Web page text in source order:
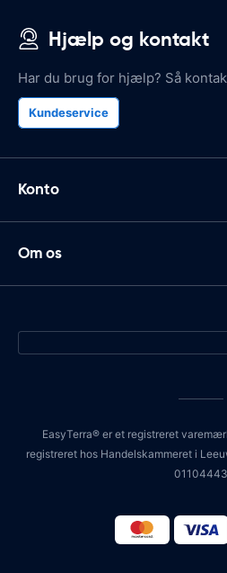
Hjælp og kontakt
Har du brug for hjælp? Så
Kundeservice
Konto
Om os
EasyTerra® er et registreret
registreret hos Handelskammeret i
01104443